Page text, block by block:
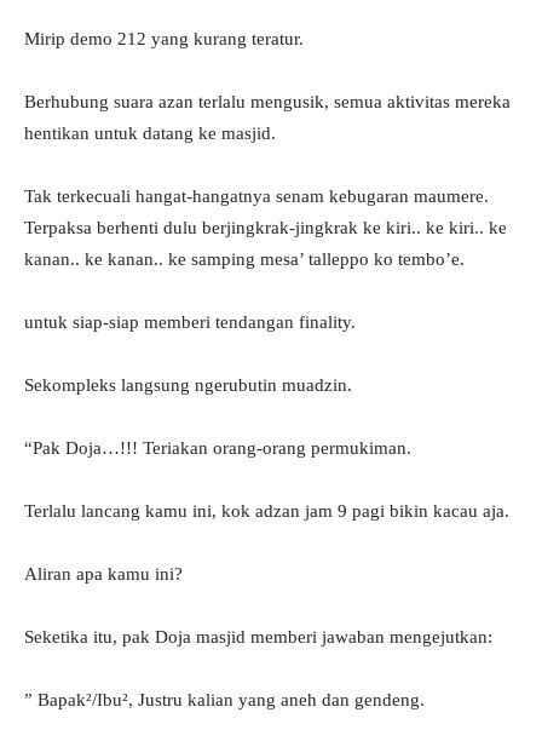
Mirip demo 212 yang kurang teratur.
Berhubung suara azan terlalu mengusik, semua aktivitas mereka
hentikan untuk datang ke masjid.
Tak terkecuali hangat-hangatnya senam kebugaran maumere.
Terpaksa berhenti dulu berjingkrak-jingkrak ke kiri.. ke kiri.. ke
kanan.. ke kanan.. ke samping mesa’ talleppo ko tembo’e.
untuk siap-siap memberi tendangan finality.
Sekompleks langsung ngerubutin muadzin.
“Pak Doja…!!! Teriakan orang-orang permukiman.
Terlalu lancang kamu ini, kok adzan jam 9 pagi bikin kacau aja.
Aliran apa kamu ini?
Seketika itu, pak Doja masjid memberi jawaban mengejutkan:
” Bapak²/Ibu², Justru kalian yang aneh dan gendeng.